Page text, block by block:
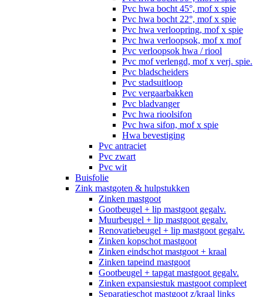
Pvc hwa bocht 45°, mof x spie
Pvc hwa bocht 22°, mof x spie
Pvc hwa verloopring, mof x spie
Pvc hwa verloopsok, mof x mof
Pvc verloopsok hwa / riool
Pvc mof verlengd, mof x verj. spie.
Pvc bladscheiders
Pvc stadsuitloop
Pvc vergaarbakken
Pvc bladvanger
Pvc hwa rioolsifon
Pvc hwa sifon, mof x spie
Hwa bevestiging
Pvc antraciet
Pvc zwart
Pvc wit
Buisfolie
Zink mastgoten & hulpstukken
Zinken mastgoot
Gootbeugel + lip mastgoot gegalv.
Muurbeugel + lip mastgoot gegalv.
Renovatiebeugel + lip mastgoot gegalv.
Zinken kopschot mastgoot
Zinken eindschot mastgoot + kraal
Zinken tapeind mastgoot
Gootbeugel + tapgat mastgoot gegalv.
Zinken expansiestuk mastgoot compleet
Separatieschot mastgoot z/kraal links